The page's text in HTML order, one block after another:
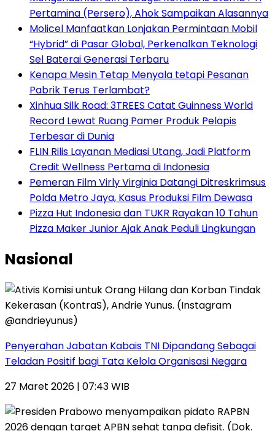
Pertamina (Persero), Ahok Sampaikan Alasannya
Molicel Manfaatkan Lonjakan Permintaan Mobil
“Hybrid” di Pasar Global, Perkenalkan Teknologi
Sel Baterai Generasi Terbaru
Kenapa Mesin Tetap Menyala tetapi Pesanan
Pabrik Terus Terlambat?
Xinhua Silk Road: 3TREES Catat Guinness World
Record Lewat Ruang Pamer Produk Pelapis
Terbesar di Dunia
FLIN Rilis Layanan Mediasi Utang, Jadi Platform
Credit Wellness Pertama di Indonesia
Pemeran Film Virly Virginia Datangi Ditreskrimsus
Polda Metro Jaya, Kasus Produksi Film Dewasa
Pizza Hut Indonesia dan TUKR Rayakan 10 Tahun
Pizza Maker Junior Ajak Anak Peduli Lingkungan
Nasional
Penyerahan Jabatan Kabais TNI Dipandang Sebagai
Teladan Positif bagi Tata Kelola Organisasi Negara
27 Maret 2026 | 07:43 WIB